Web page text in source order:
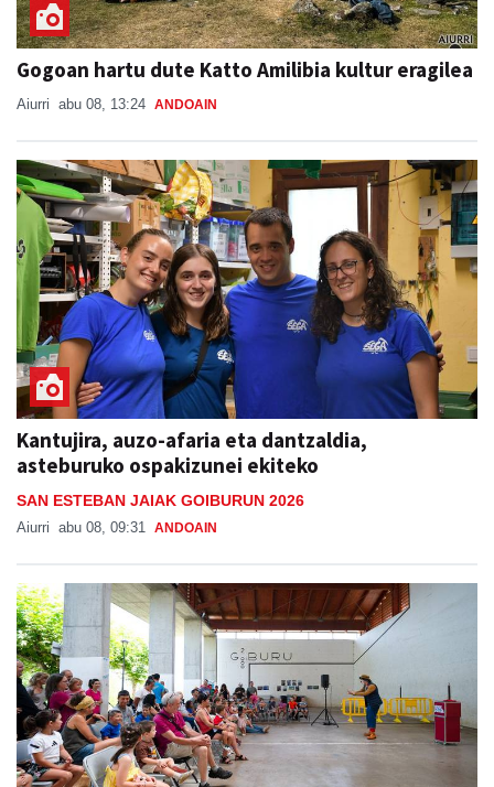
Gogoan hartu dute Katto Amilibia kultur eragilea
Aiurri abu 08, 13:24 ANDOAIN
Kantujira, auzo-afaria eta dantzaldia,
asteburuko ospakizunei ekiteko
SAN ESTEBAN JAIAK GOIBURUN 2026
Aiurri abu 08, 09:31 ANDOAIN